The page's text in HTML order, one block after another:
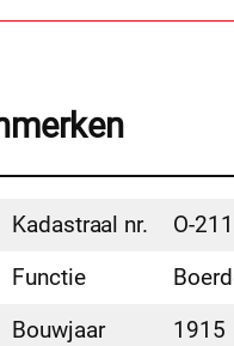
Kadastraal nr.
O-211
Functie
Bouwjaar
1915